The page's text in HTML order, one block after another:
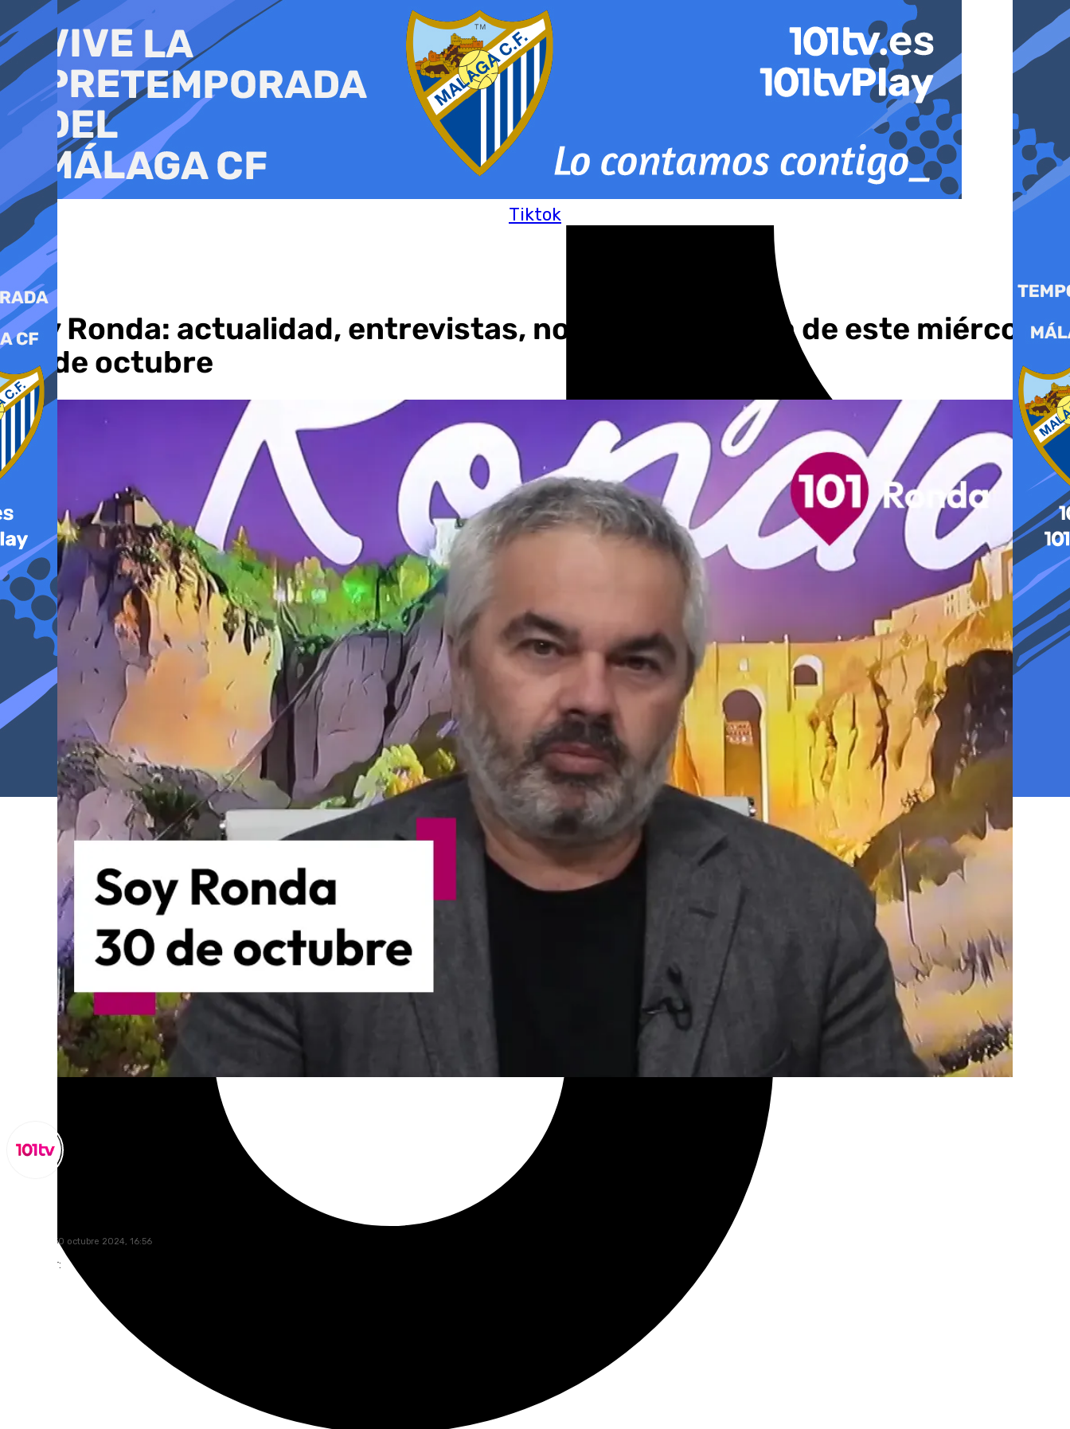
al
contenido
Tiktok
Soy Ronda: actualidad, entrevistas, noticias de Ronda de este miércoles
30 de octubre
miércoles, 30 octubre 2024, 16:56
Compartir: